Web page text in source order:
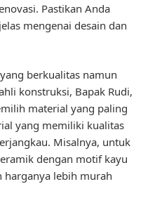
Pastikan Anda
mengenai desain dan
berkualitas namun
konstruksi, Bapak Rudi,
material yang paling
yang memiliki kualitas
Misalnya, untuk
dengan motif kayu
harganya lebih murah